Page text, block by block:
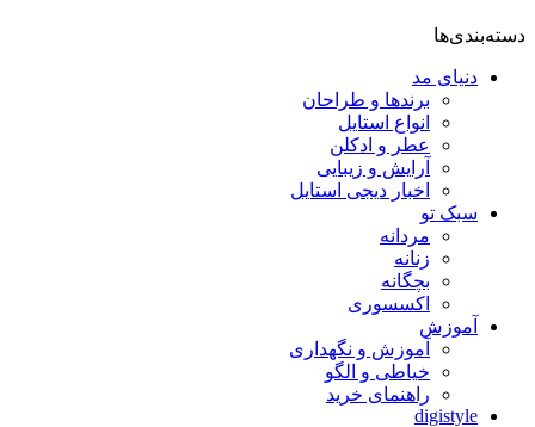
دسته‌بندی‌ها
دنیای مد
برندها و طراحان
انواع استایل
عطر و ادکلن
آرایش و زیبایی
اخبار دیجی استایل
سبک تو
مردانه
زنانه
بچگانه
اکسسوری
آموزش
آموزش و نگهداری
خیاطی و الگو
راهنمای خرید
digistyle